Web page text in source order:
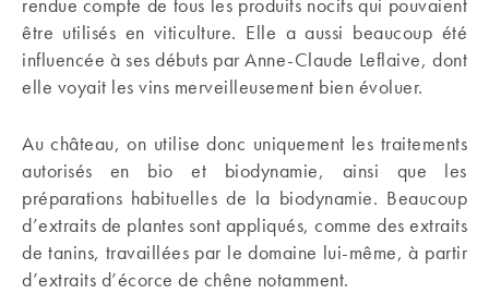
être utilisés en viticulture. Elle a aussi beaucoup été
influencée à ses débuts par Anne-Claude Leflaive, dont
elle voyait les vins merveilleusement bien évoluer.
Au château, on utilise donc uniquement les traitements
autorisés en bio et biodynamie, ainsi que les
préparations habituelles de la biodynamie. Beaucoup
d’extraits de plantes sont appliqués, comme des extraits
de tanins, travaillées par le domaine lui-même, à partir
d’extraits d’écorce de chêne notamment.